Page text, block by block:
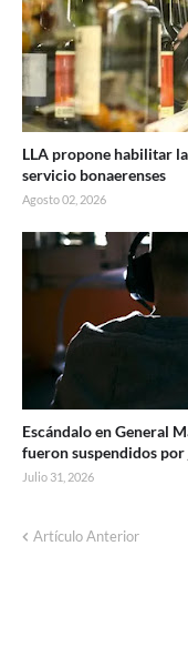
LLA propone habilitar
servicio bonaerenses
Agosto 02, 2026
Escándalo en General
fueron suspendidos
Julio 31, 2026
Artículo Anterior